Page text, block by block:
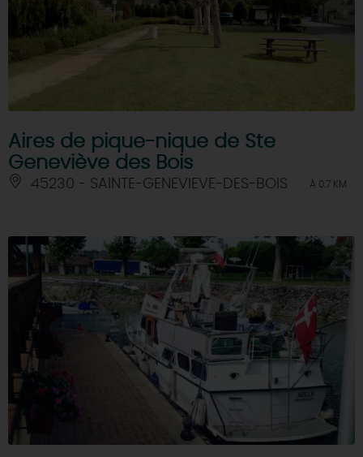
Aires de pique-nique de Ste
Geneviève des Bois
45230 - SAINTE-GENEVIEVE-DES-BOIS À 0.7 KM